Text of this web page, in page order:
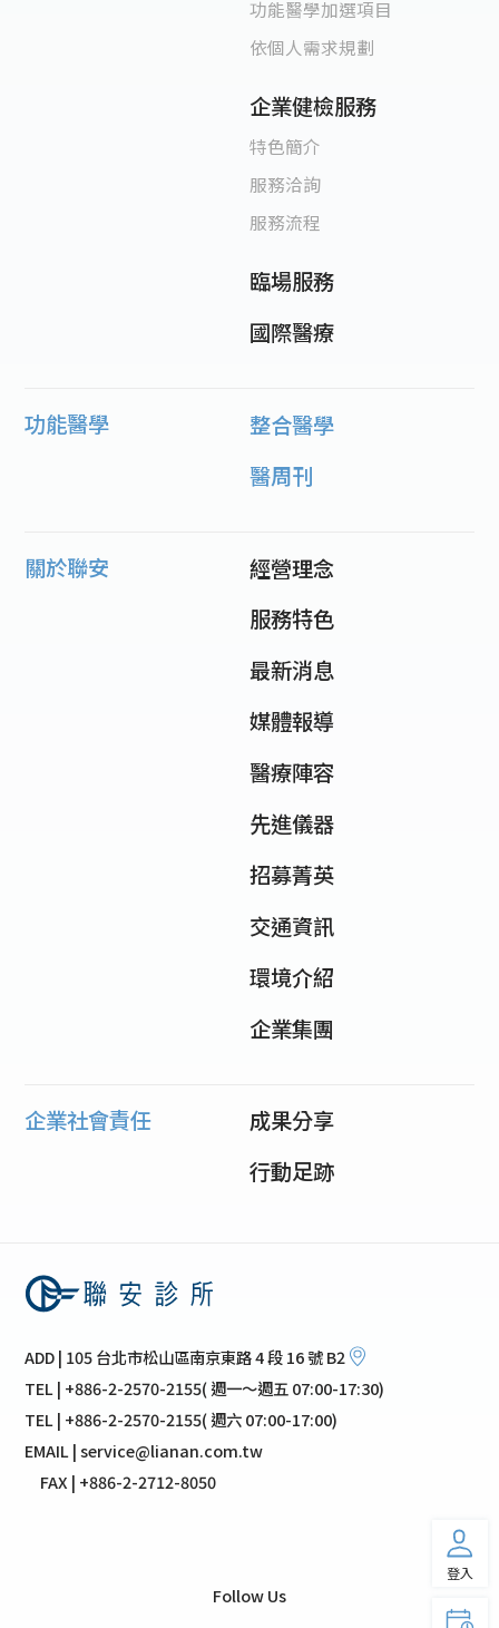
功能醫學加選項目
依個人需求規劃
企業健檢服務
特色簡介
服務洽詢
服務流程
臨場服務
國際醫療
功能醫學
整合醫學
醫周刊
關於聯安
經營理念
服務特色
最新消息
媒體報導
醫療陣容
先進儀器
招募菁英
交通資訊
環境介紹
企業集團
企業社會責任
成果分享
行動足跡
ADD | 105 台北市松山區南京東路 4 段 16 號 B2
TEL | +886-2-2570-2155( 週一～週五 07:00-17:30)
TEL | +886-2-2570-2155( 週六 07:00-17:00)
EMAIL | service@lianan.com.tw
FAX | +886-2-2712-8050
Follow Us
登入